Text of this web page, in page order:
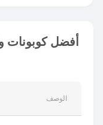
أفضل كوبونات
الوصف